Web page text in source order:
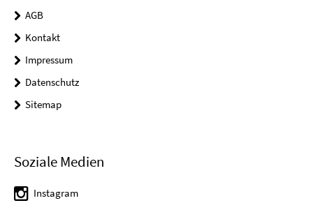
AGB
Kontakt
Impressum
Datenschutz
Sitemap
Soziale Medien
Instagram